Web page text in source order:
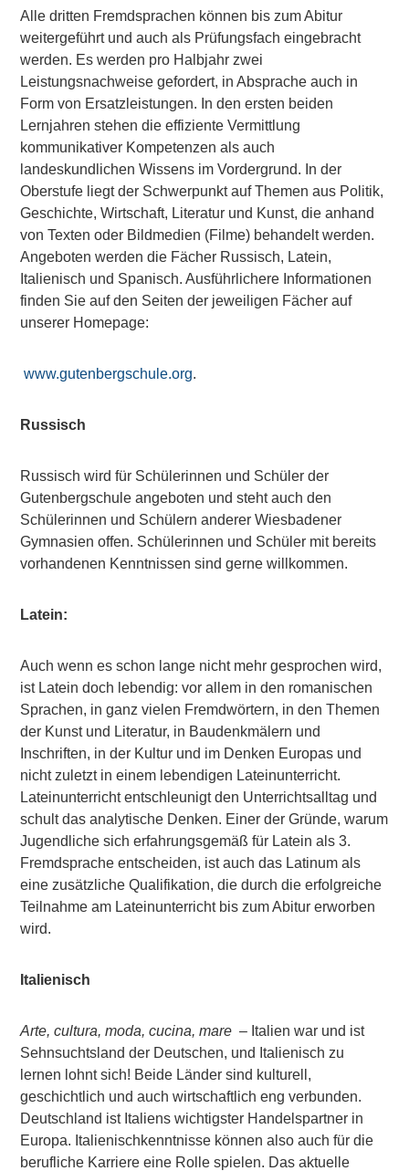
Alle dritten Fremdsprachen können bis zum Abitur
weitergeführt und auch als Prüfungsfach eingebracht
werden. Es werden pro Halbjahr zwei
Leistungsnachweise gefordert, in Absprache auch in
Form von Ersatzleistungen. In den ersten beiden
Lernjahren stehen die effiziente Vermittlung
kommunikativer Kompetenzen als auch
landeskundlichen Wissens im Vordergrund. In der
Oberstufe liegt der Schwerpunkt auf Themen aus Politik,
Geschichte, Wirtschaft, Literatur und Kunst, die anhand
von Texten oder Bildmedien (Filme) behandelt werden.
Angeboten werden die Fächer Russisch, Latein,
Italienisch und Spanisch. Ausführlichere Informationen
finden Sie auf den Seiten der jeweiligen Fächer auf
unserer Homepage:
www.gutenbergschule.org.
Russisch
Russisch wird für Schülerinnen und Schüler der
Gutenbergschule angeboten und steht auch den
Schülerinnen und Schülern anderer Wiesbadener
Gymnasien offen. Schülerinnen und Schüler mit bereits
vorhandenen Kenntnissen sind gerne willkommen.
Latein:
Auch wenn es schon lange nicht mehr gesprochen wird,
ist Latein doch lebendig: vor allem in den romanischen
Sprachen, in ganz vielen Fremdwörtern, in den Themen
der Kunst und Literatur, in Baudenkmälern und
Inschriften, in der Kultur und im Denken Europas und
nicht zuletzt in einem lebendigen Lateinunterricht.
Lateinunterricht entschleunigt den Unterrichtsalltag und
schult das analytische Denken. Einer der Gründe, warum
Jugendliche sich erfahrungsgemäß für Latein als 3.
Fremdsprache entscheiden, ist auch das Latinum als
eine zusätzliche Qualifikation, die durch die erfolgreiche
Teilnahme am Lateinunterricht bis zum Abitur erworben
wird.
Italienisch
Arte, cultura, moda, cucina, mare – Italien war und ist
Sehnsuchtsland der Deutschen, und Italienisch zu
lernen lohnt sich! Beide Länder sind kulturell,
geschichtlich und auch wirtschaftlich eng verbunden.
Deutschland ist Italiens wichtigster Handelspartner in
Europa. Italienischkenntnisse können also auch für die
berufliche Karriere eine Rolle spielen. Das aktuelle